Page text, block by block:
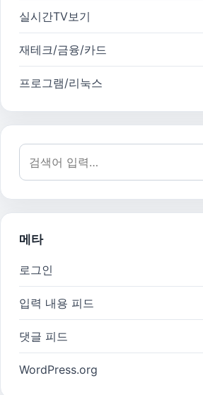
실시간TV보기
재테크/금융/카드
프로그램/리눅스
검색어:
메타
로그인
입력 내용 피드
댓글 피드
WordPress.org